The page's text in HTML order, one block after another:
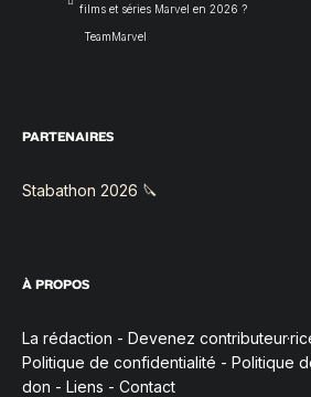
films et séries Marvel en 2026 ?
TeamMarvel
PARTENAIRES
Stabathon 2026 🔪
À PROPOS
La rédaction - Devenez
Politique de confidentialité - Politique
don - Liens - Contact